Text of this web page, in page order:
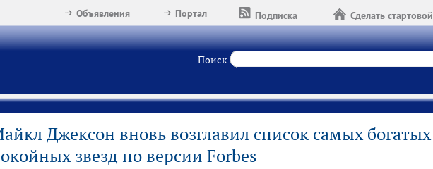
Сделать стартовой
Подписка
Портал
Объявления
Поиск
Джексон вновь возглавил список самых богатых
звезд по версии Forbes